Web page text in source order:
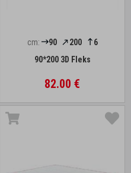
cm: 90 200
6
90*200 3D Fleks
82.00 €